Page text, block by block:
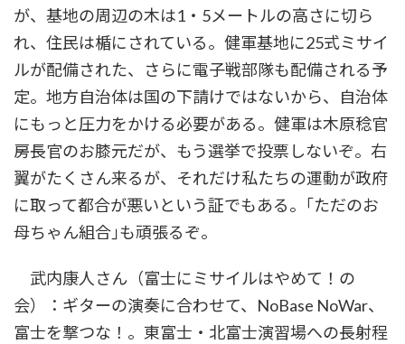
が、基地の周辺の木は1・5メートルの高さに切ら
れ、住民は楯にされている。健軍基地に25式ミサイ
ルが配備された、さらに電子戦部隊も配備される予
定。地方自治体は国の下請けではないから、自治体
にもっと圧力をかける必要がある。健軍は木原稔官
房長官のお膝元だが、もう選挙で投票しないぞ。右
翼がたくさん来るが、それだけ私たちの運動が政府
に取って都合が悪いという証でもある。｢ただのお
母ちゃん組合｣も頑張るぞ。
武内康人さん（富士にミサイルはやめて！の
会）：ギターの演奏に合わせて、NoBase NoWar、
富士を撃つな！。東富士・北富士演習場への長射程